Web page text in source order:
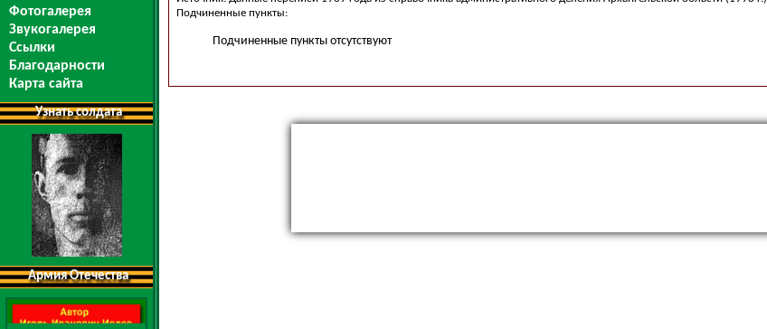
Фотогалерея
Звукогалерея
Ссылки
Благодарности
Карта сайта
Узнать солдата
Армия Отечества
Подчиненные пункты:
Подчиненные пункты отсутствуют